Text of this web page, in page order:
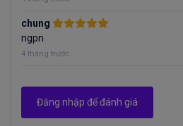
chung
ngpn
4 tháng trước
Đăng nhập để đánh giá